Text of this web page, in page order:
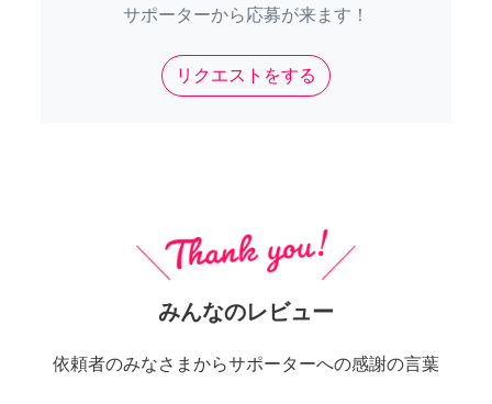
サポーターから応募が来ます！
リクエストをする
みんなのレビュー
依頼者のみなさまからサポーターへの感謝の言葉